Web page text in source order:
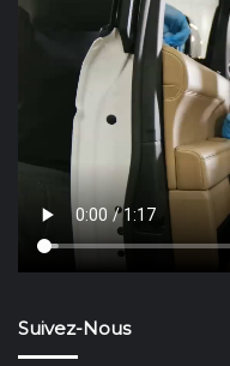
Suivez-Nous